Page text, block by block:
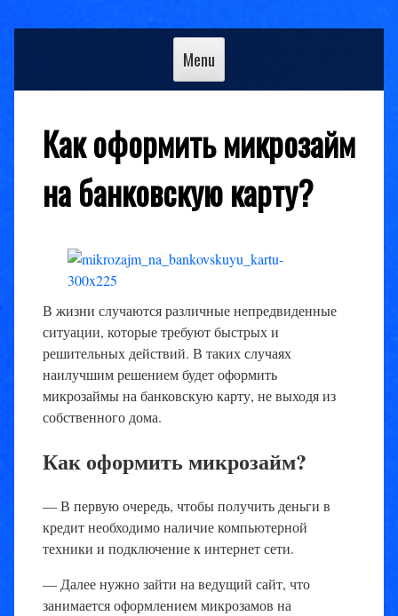
Skip
Menu
Как оформить микрозайм
на банковскую карту?
В жизни случаются различные непредвиденные
ситуации, которые требуют быстрых и
решительных действий. В таких случаях
наилучшим решением будет оформить
микрозаймы на банковскую карту, не выходя из
собственного дома.
Как оформить микрозайм?
— В первую очередь, чтобы получить деньги в
кредит необходимо наличие компьютерной
техники и подключение к интернет сети.
— Далее нужно зайти на ведущий сайт, что
занимается оформлением микрозамов на